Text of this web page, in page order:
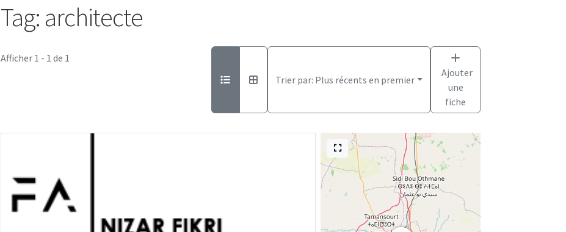
Tag: architecte
Afficher 1 - 1 de 1
Trier par: Plus récents en premier
Ajouter
une
fiche